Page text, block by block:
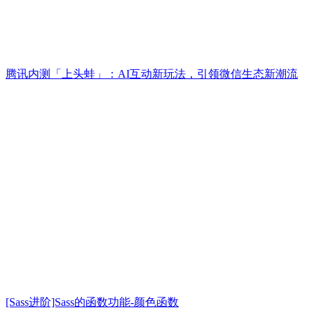
腾讯内测「上头蛙」：AI互动新玩法，引领微信生态新潮流
[Sass进阶]Sass的函数功能-颜色函数